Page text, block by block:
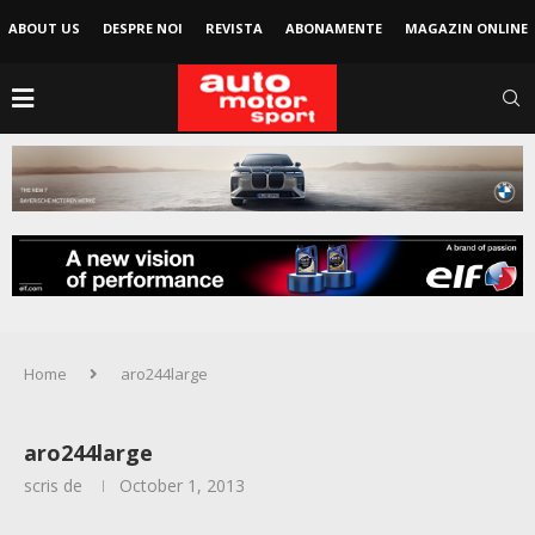
ABOUT US DESPRE NOI REVISTA ABONAMENTE MAGAZIN ONLINE
Home aro244large
aro244large
scris de October 1, 2013